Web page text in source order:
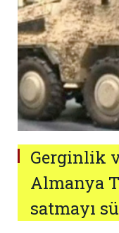
Gerginlik
Almanya
satmayı